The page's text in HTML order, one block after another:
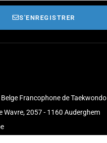
S'ENREGISTRER
Francophone de Taekwondo
Wavre, 2057 - 1160 Auderghem